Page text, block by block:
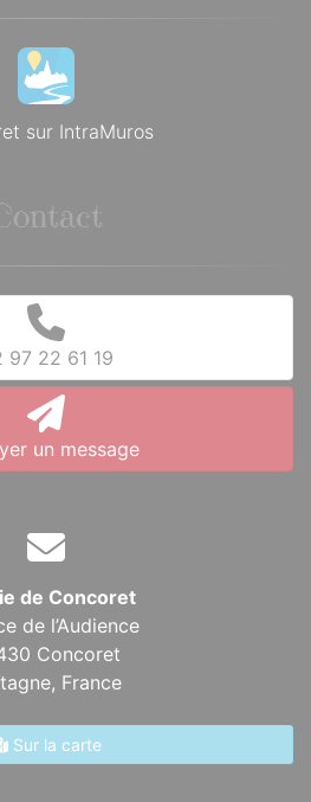
sur IntraMuros
97 22 61 19
un message
de Concoret
de l’Audience
Concoret
France
Sur la carte